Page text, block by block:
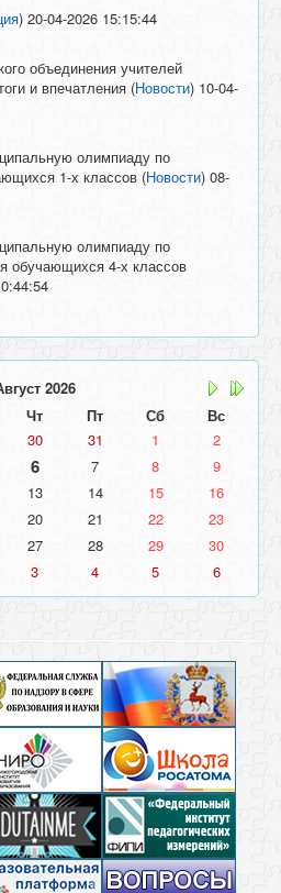
) 20-04-2026 15:15:44
объединения учителей
и впечатления (Новости) 10-04-
олимпиаду по
1-х классов (Новости) 08-
олимпиаду по
обучающихся 4-х классов
2026
Чт Пт Сб
Вс
30 31 1
2
6 7 8
9
13 14 15
16
20 21 22
23
27 28 29
30
3 4 5 6